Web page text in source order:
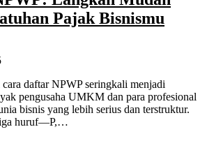
Pajak Bisnismu
daftar NPWP seringkali menjadi
pengusaha UMKM dan para profesional
bisnis yang lebih serius dan terstruktur.
huruf—P,…